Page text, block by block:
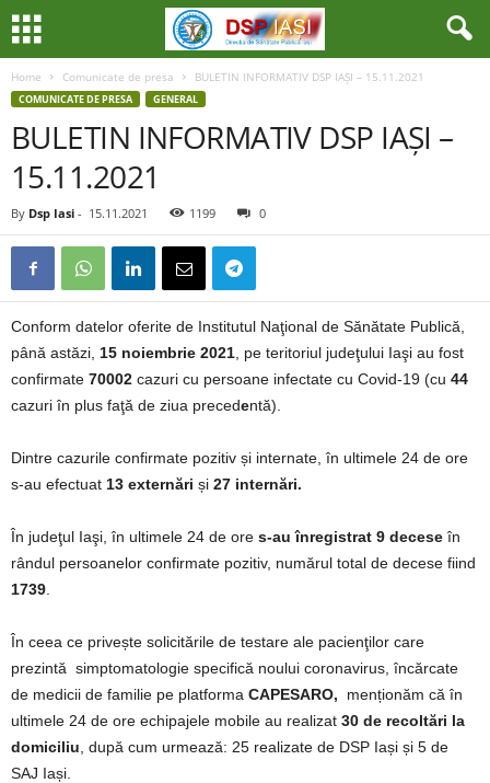
Home Comunicate de presa BULETIN INFORMATIV DSP IAȘI – 15.11.2021
COMUNICATE DE PRESA GENERAL
BULETIN INFORMATIV DSP IAȘI –
15.11.2021
By Dsp Iasi - 15.11.2021 1199 0
Conform datelor oferite de Institutul Naţional de Sănătate Publică,
până astăzi, 15 noiembrie 2021 , pe teritoriul judeţului Iaşi au fost
confirmate 70002 cazuri cu persoane infectate cu Covid-19 (cu 44
cazuri în plus faţă de ziua precedentă).
Dintre cazurile confirmate pozitiv și internate, în ultimele 24 de ore
s-au efectuat 13 externări și 27 internări.
În judeţul Iaşi, în ultimele 24 de ore s-au înregistrat 9 decese în
rândul persoanelor confirmate pozitiv, numărul total de decese fiind
1739
În ceea ce privește solicitările de testare ale pacienţilor care
prezintă simptomatologie specifică noului coronavirus, încărcate
de medicii de familie pe platforma CAPESARO, menționăm că în
ultimele 24 de ore echipajele mobile au realizat 30 de recoltări la
domiciliu , după cum urmează: 25 realizate de DSP Iași și 5 de
SAJ Iași.